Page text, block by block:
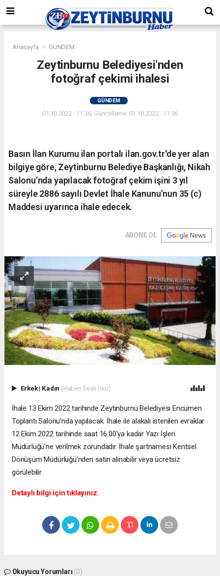
Anasayfa GÜNDEM
Zeytinburnu Belediyesi'nden
fotoğraf çekimi ihalesi
GÜNDEM
01.10.2022 - 11:36, Güncelleme: 01.10.2022 - 11:36
Basın İlan Kurumu ilan portalı ilan.gov.tr'de yer alan
bilgiye göre, Zeytinburnu Belediye Başkanlığı, Nikah
Salonu’nda yapılacak fotoğraf çekim işini 3 yıl
süreyle 2886 sayılı Devlet İhale Kanunu’nun 35 (c)
Maddesi uyarınca ihale edecek.
ABONE OL
Erkek| Kadın (Haberi Sesli Oku)
İhale 13 Ekim 2022 tarihinde Zeytinburnu Belediyesi Encümen
Toplantı Salonu'nda yapılacak. İhale ile alakalı istenilen evraklar
12 Ekim 2022 tarihinde saat 16.00'ya kadar Yazı İşleri
Müdürlüğü'ne verilmek zorundadır. İhale şartnamesi Kentsel
Dönüşüm Müdürlüğü'nden satın alınabilir veya ücretsiz
görülebilir.
Detaylı bilgi için tıklayınız.
Okuyucu Yorumları (0)